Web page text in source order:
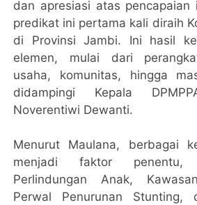
dan apresiasi atas pencapaian
predikat ini pertama kali diraih
di Provinsi Jambi. Ini hasil
elemen, mulai dari
usaha, komunitas, hingga
didampingi Kepala
Noverentiwi Dewanti.
Menurut Maulana, berbagai
menjadi faktor penentu,
Perlindungan Anak,
Perwal Penurunan Stunting,